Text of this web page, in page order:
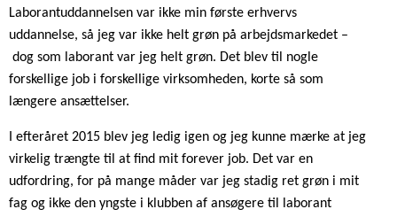
Laborantuddannelsen var ikke min første erhvervs
uddannelse, så jeg var ikke helt grøn på arbejdsmarkedet –
dog som laborant var jeg helt grøn. Det blev til nogle
forskellige job i forskellige virksomheden, korte så som
længere ansættelser.
I efteråret 2015 blev jeg ledig igen og jeg kunne mærke at jeg
virkelig trængte til at find mit forever job. Det var en
udfordring, for på mange måder var jeg stadig ret grøn i mit
fag og ikke den yngste i klubben af ansøgere til laborant